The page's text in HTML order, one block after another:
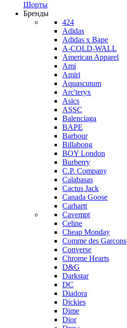
Шорты
Бренды
424
Adidas
Adidas x Bape
A-COLD-WALL
American Apparel
Ami
Amiri
Aquascutum
Arc'teryx
Asics
ASSC
Balenciaga
BAPE
Barbour
Billabong
BOY London
Burberry
C.P. Company
Calabasas
Cactus Jack
Canada Goose
Carhartt
Cavempt
Celine
Cheap Monday
Comme des Garcons
Converse
Chrome Hearts
D&G
Darkstar
DC
Diadora
Dickies
Dime
Dior